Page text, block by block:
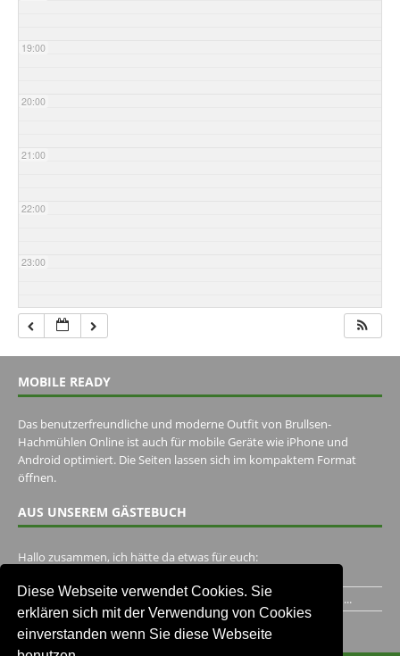
Diese Webseite verwendet Cookies. Sie
erklären sich mit der Verwendung von Cookies
einverstanden wenn Sie diese Webseite
19:00
20:00
21:00
22:00
23:00
MOBILE READY
Das benutzerfreundliche und moderne Outfit von Brullsen-
Hachmühlen Online ist auch für mobile Geräte wie iPhone und
Android optimiert. Die Seiten lassen sich im kompaktem Format
öffnen.
AUS UNSEREM GÄSTEBUCH
Hallo zusammen, ich hätte da etwas für euch:
Ich habe ein Jahr im Gasthaus Hugo Pape verbracht..Habe ihn...
Unser Gästebuch besuchen